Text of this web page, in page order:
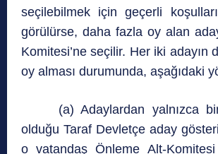
seçilebilmek için geçerli
görülürse, daha fazla oy alan
Komitesi’ne seçilir. Her iki adayın
oy alması durumunda, aşağıdaki
(a) Adaylardan yalnızca
olduğu Taraf Devletçe aday
o vatandaş Önleme Alt-